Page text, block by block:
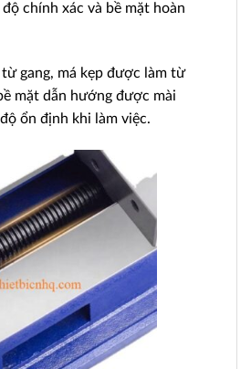
chính xác và bề mặt hoàn
gang, má kẹp được làm từ
mặt dẫn hướng được mài
ổn định khi làm việc.